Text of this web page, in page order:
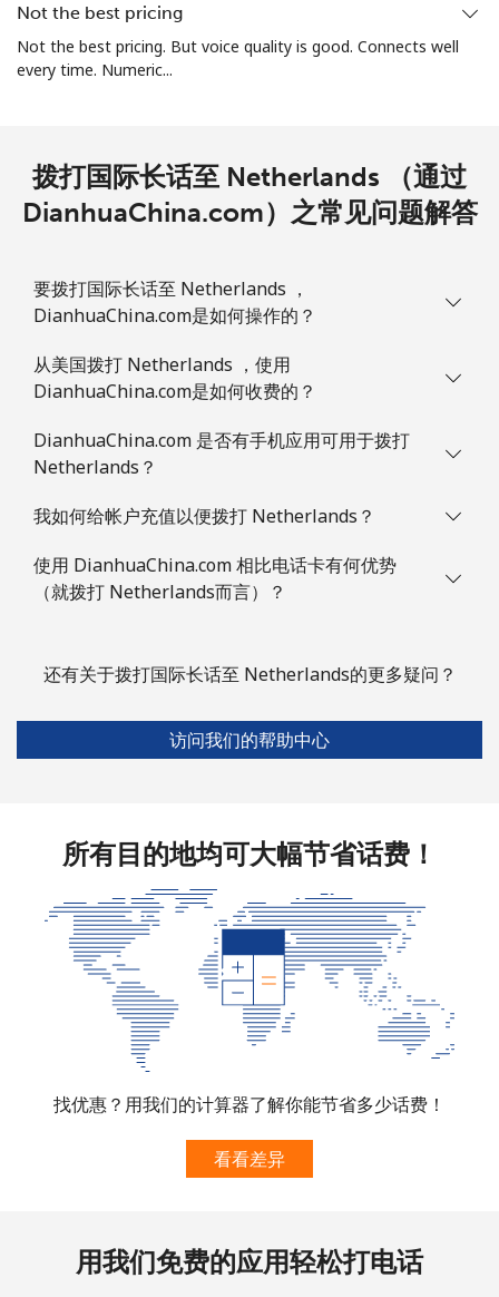
座机 ⁦1.5¢⁩ 333 分钟最少 ⁦$5⁩ -
Not the best pricing
Not the best pricing. But voice quality is good. Connects well
every time. Numeric...
拨打国际长话至 Netherlands （通过
DianhuaChina.com）之常见问题解答
要拨打国际长话至 Netherlands ，
DianhuaChina.com是如何操作的？
从美国拨打 Netherlands ，使用
DianhuaChina.com是如何收费的？
DianhuaChina.com 是否有手机应用可用于拨打
Netherlands？
我如何给帐户充值以便拨打 Netherlands？
使用 DianhuaChina.com 相比电话卡有何优势
（就拨打 Netherlands而言）？
还有关于拨打国际长话至 Netherlands的更多疑问？
访问我们的帮助中心
所有目的地均可大幅节省话费！
找优惠？用我们的计算器了解你能节省多少话费！
看看差异
用我们免费的应用轻松打电话